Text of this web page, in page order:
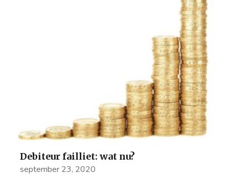
Debiteur failliet: wat nu?
september 23, 2020